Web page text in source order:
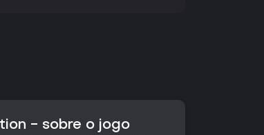
- sobre o jogo